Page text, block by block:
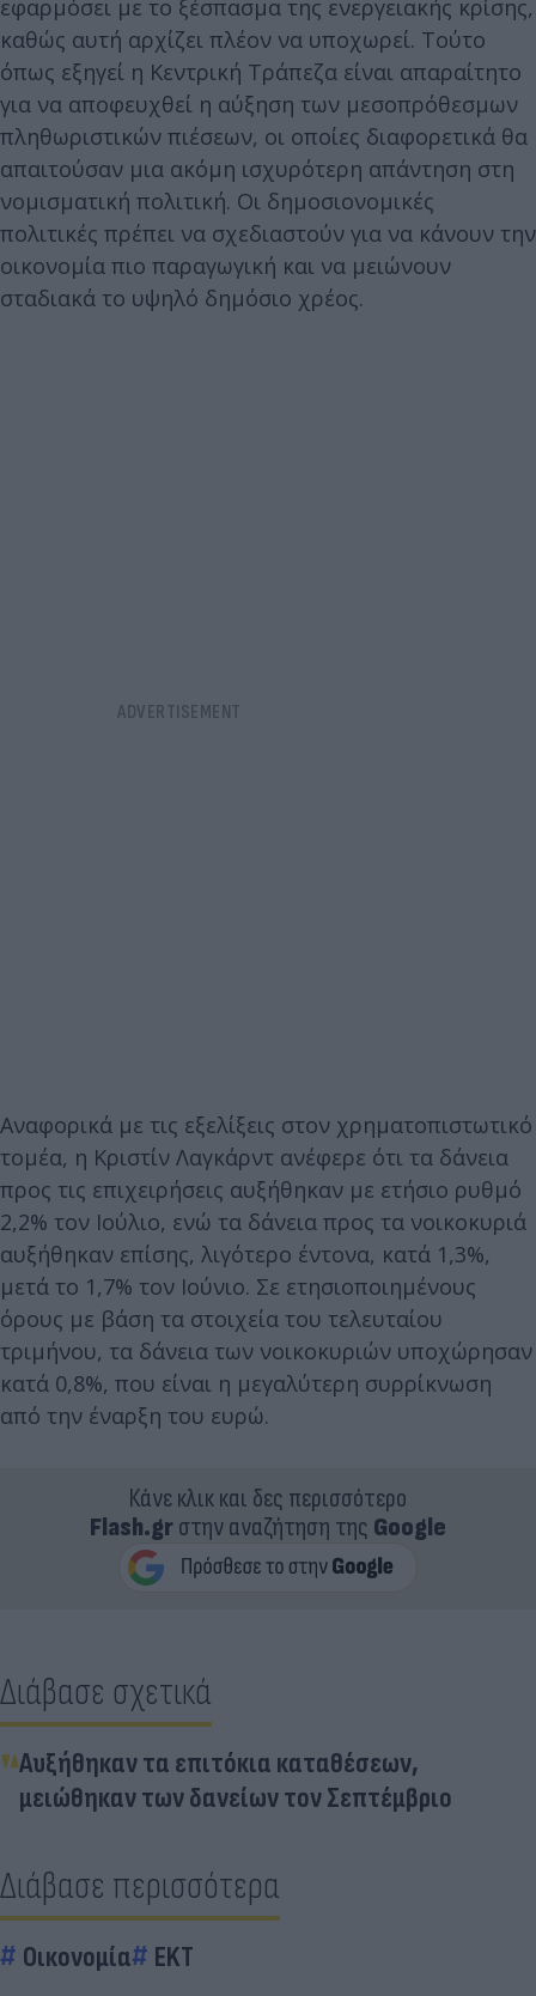
εφαρμόσει με το ξέσπασμα της ενεργειακής κρίσης,
καθώς αυτή αρχίζει πλέον να υποχωρεί. Τούτο
όπως εξηγεί η Κεντρική Τράπεζα είναι απαραίτητο
για να αποφευχθεί η αύξηση των μεσοπρόθεσμων
πληθωριστικών πιέσεων, οι οποίες διαφορετικά θα
απαιτούσαν μια ακόμη ισχυρότερη απάντηση στη
νομισματική πολιτική. Οι δημοσιονομικές
πολιτικές πρέπει να σχεδιαστούν για να κάνουν την
οικονομία πιο παραγωγική και να μειώνουν
σταδιακά το υψηλό δημόσιο χρέος.
Αναφορικά με τις εξελίξεις στον χρηματοπιστωτικό
τομέα, η Κριστίν Λαγκάρντ ανέφερε ότι τα δάνεια
προς τις επιχειρήσεις αυξήθηκαν με ετήσιο ρυθμό
2,2% τον Ιούλιο, ενώ τα δάνεια προς τα νοικοκυριά
αυξήθηκαν επίσης, λιγότερο έντονα, κατά 1,3%,
μετά το 1,7% τον Ιούνιο. Σε ετησιοποιημένους
όρους με βάση τα στοιχεία του τελευταίου
τριμήνου, τα δάνεια των νοικοκυριών υποχώρησαν
κατά 0,8%, που είναι η μεγαλύτερη συρρίκνωση
από την έναρξη του ευρώ.
Κάνε κλικ και δες περισσότερο
Flash.grστην αναζήτηση της Google
Διάβασε σχετικά
Αυξήθηκαν τα επιτόκια καταθέσεων,
μειώθηκαν των δανείων τον Σεπτέμβριο
Διάβασε περισσότερα
Οικονομία EKT